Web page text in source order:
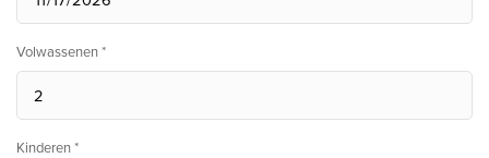
Volwassenen *
Kinderen *